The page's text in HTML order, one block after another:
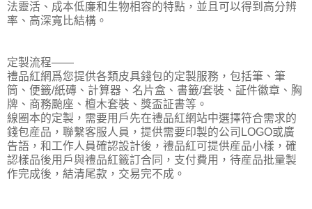
法靈活、成本低廉和生物相容的特點，並且可以得到高分辨
率、高深寬比結構。
定製流程——
禮品紅網爲您提供各類皮具錢包的定製服務，包括筆、筆
筒、便籤/紙磚、計算器、名片盒、書籤/套裝、証件徽章、胸
牌、商務颱座、檀木套裝、獎盃証書等。
線圈本的定製，需要用戶先在禮品紅網站中選擇符合需求的
錢包産品，聯繫客服人員，提供需要印製的公司LOGO或廣
告語，和工作人員確認設計後，禮品紅可提供産品小樣，確
認樣品後用戶與禮品紅籤訂合同，支付費用，待産品批量製
作完成後，結清尾款，交易完不成。